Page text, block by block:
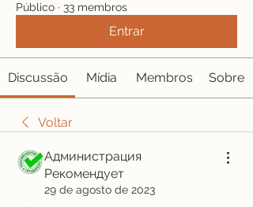
Público · 33 membros
Entrar
Discussão Mídia Membros Sobre
Voltar
Администрация
Рекомендует
29 de agosto de 2023